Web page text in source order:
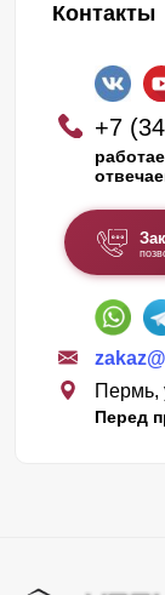
Контакты
+7
Пермь,
Перед